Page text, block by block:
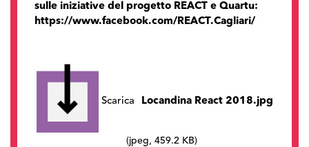
sulle iniziative del progetto REACT e Quartu:
https://www.facebook.com/REACT.Cagliari/
Scarica Locandina React 2018.jpg
(jpeg, 459.2 KB)